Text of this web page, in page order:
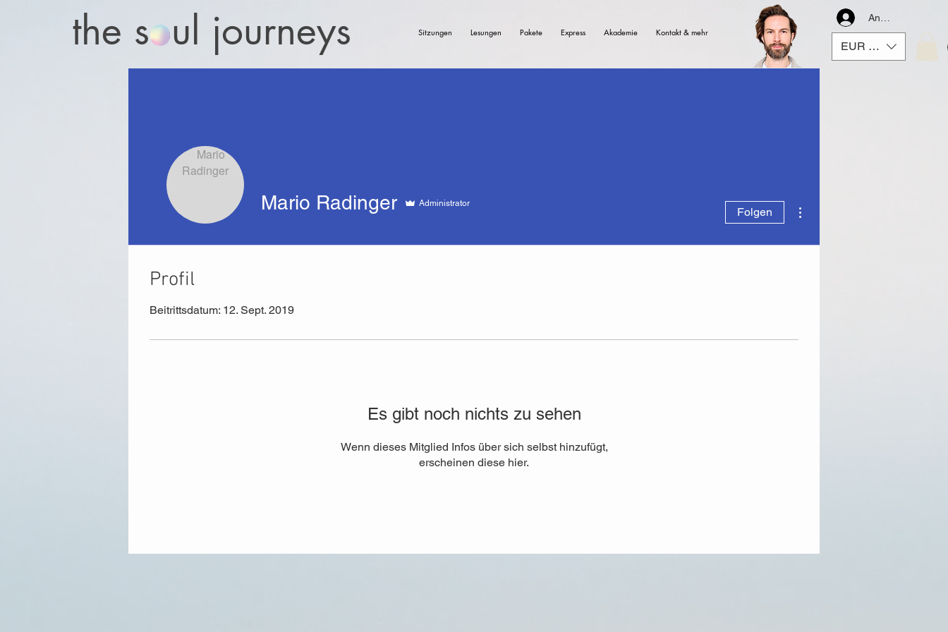
the soul journeys Sitzungen Lesungen Pakete Express Akademie Kontakt & mehr
Anmelden
EUR (€)
Mario Radinger Administrator
Folgen
Profil
Beitrittsdatum: 12. Sept. 2019
Es gibt noch nichts zu sehen
Wenn dieses Mitglied Infos über sich selbst hinzufügt,
erscheinen diese hier.